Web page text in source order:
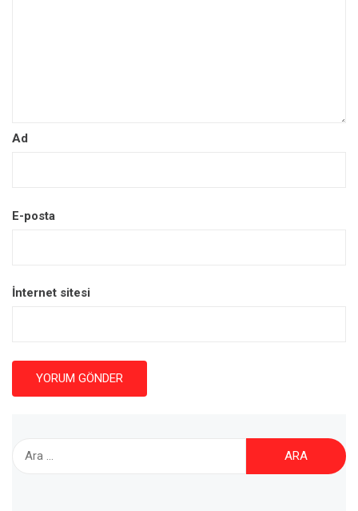
Ad
E-posta
İnternet sitesi